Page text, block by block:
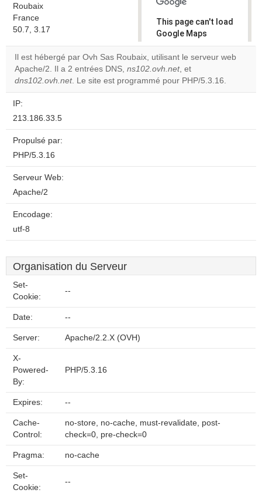
Roubaix
France
50.7, 3.17
This page can't load
Google Maps
correctly.
Do you
own this
OK
Il est hébergé par Ovh Sas Roubaix, utilisant le serveur web
Apache/2. Il a 2 entrées DNS, ns102.ovh.net, et
dns102.ovh.net. Le site est programmé pour PHP/5.3.16.
IP:
213.186.33.5
Propulsé par:
PHP/5.3.16
Serveur Web:
Apache/2
Encodage:
utf-8
Organisation du Serveur
Set-
Cookie:
--
Date: --
Server: Apache/2.2.X (OVH)
X-
Powered-
By:
PHP/5.3.16
Expires: --
Cache-
Control:
no-store, no-cache, must-revalidate, post-
check=0, pre-check=0
Pragma: no-cache
Set-
Cookie:
--